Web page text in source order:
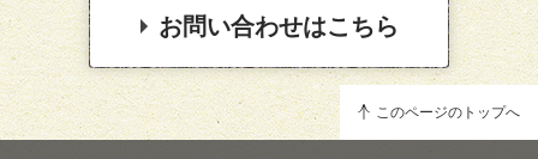
お問い合わせはこちら
このページのトップへ